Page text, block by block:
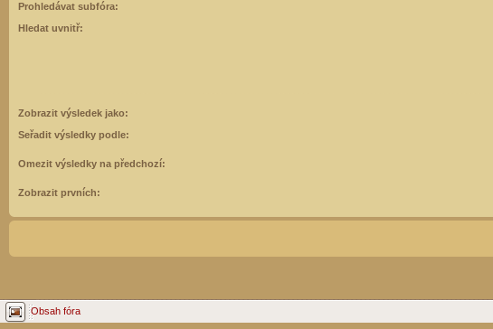
Prohledávat subfóra:
Hledat uvnitř:
Zobrazit výsledek jako:
Seřadit výsledky podle:
Omezit výsledky na předchozí:
Zobrazit prvních:
Obsah fóra